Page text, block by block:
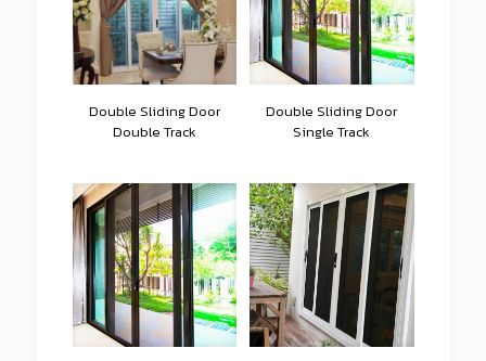
Double Sliding Door
Double Track
Double Sliding Door
Single Track